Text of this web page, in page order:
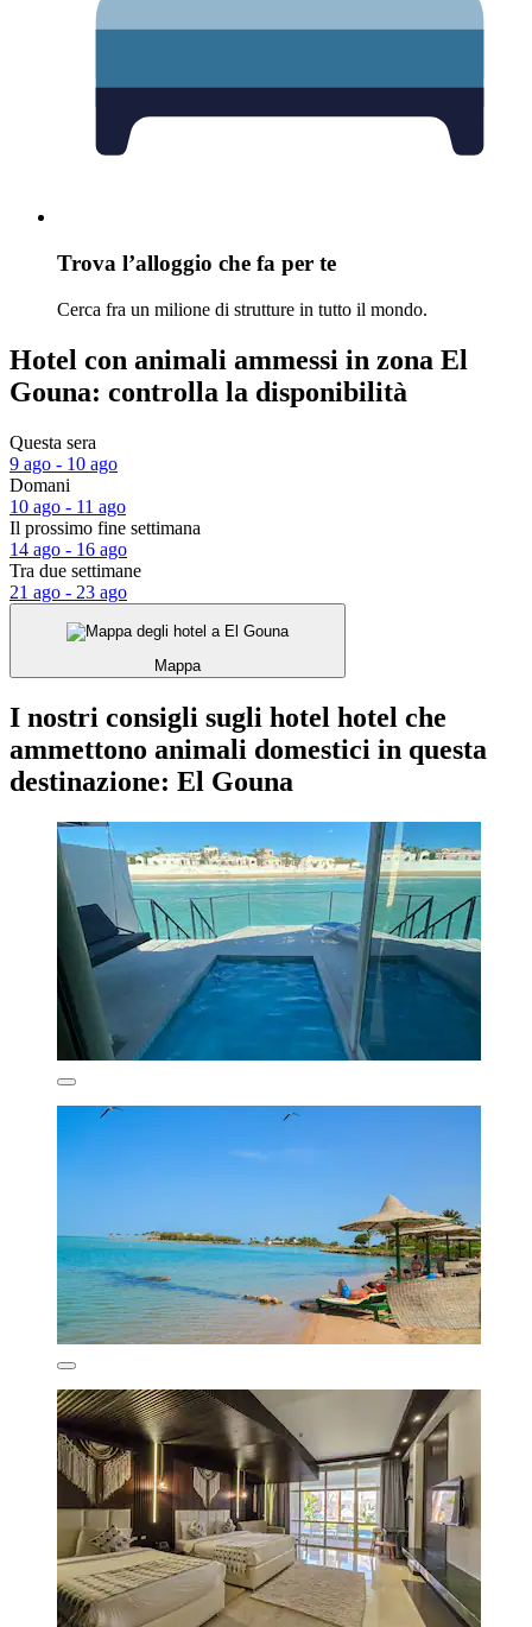
Trova l’alloggio che fa per te
Cerca fra un milione di strutture in tutto il mondo.
Hotel con animali ammessi in zona El
Gouna: controlla la disponibilità
Questa sera
9 ago - 10 ago
Domani
10 ago - 11 ago
Il prossimo fine settimana
14 ago - 16 ago
Tra due settimane
21 ago - 23 ago
Mappa
I nostri consigli sugli hotel hotel che
ammettono animali domestici in questa
destinazione: El Gouna